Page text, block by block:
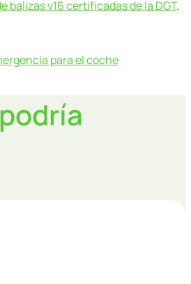
balizas v16 certificadas de la DGT.
para el coche
podría